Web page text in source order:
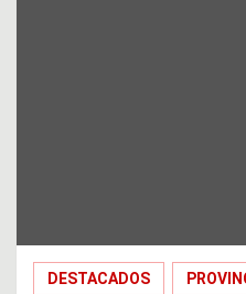
DESTACADOS